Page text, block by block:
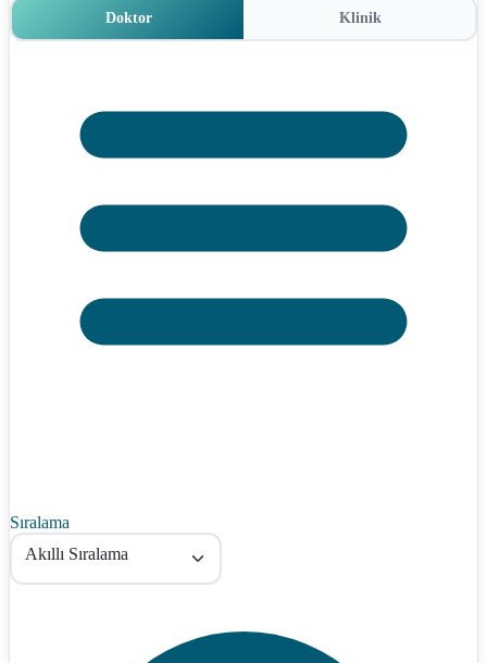
Doktor Klinik
Sıralama
Akıllı Sıralama